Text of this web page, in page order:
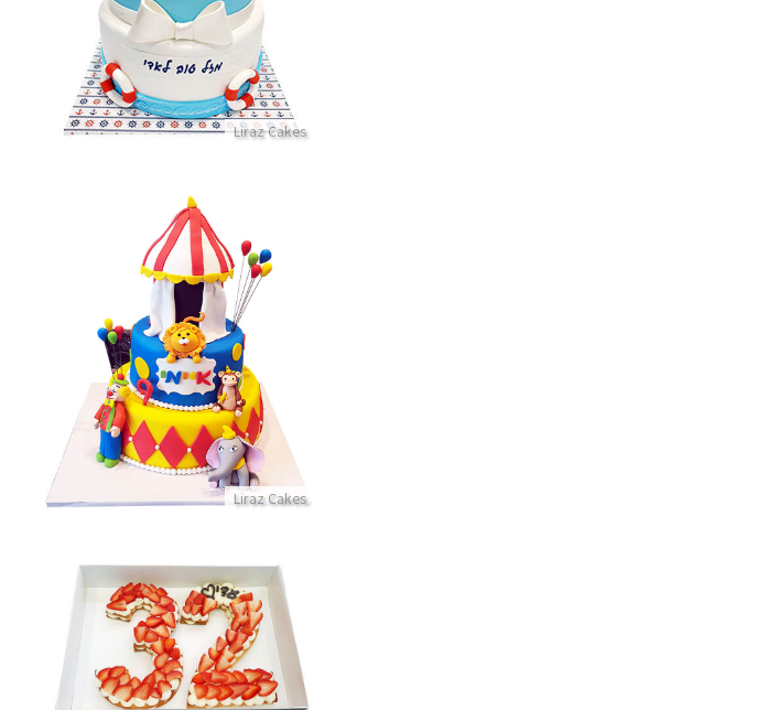
Liraz Cakes
פרטים נוספים
Liraz Cakes
עוגת קומות קרקס מבצק סוכר
פרטים נוספים
עוגת מספרים ותותים
פרטים נוספים